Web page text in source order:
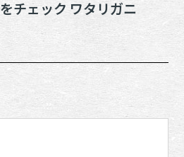
チェック ワタリガニ